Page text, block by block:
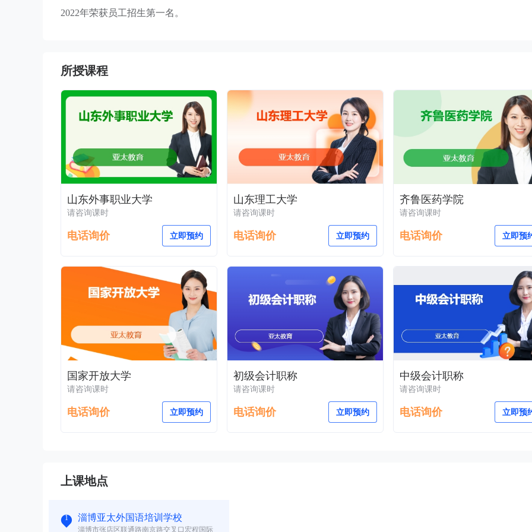
2022年荣获员工招生第一名。
所授课程
山东外事职业大学
请咨询课时
电话询价 立即预约
山东理工大学
请咨询课时
电话询价 立即预约
齐鲁医药学院
请咨询课时
电话询价 立即预
国家开放大学
请咨询课时
电话询价 立即预约
初级会计职称
请咨询课时
电话询价 立即预约
中级会计职称
请咨询课时
电话询价 立即预
上课地点
1 淄博亚太外国语培训学校
淄博市张店区联通路南京路交叉口宏程国际